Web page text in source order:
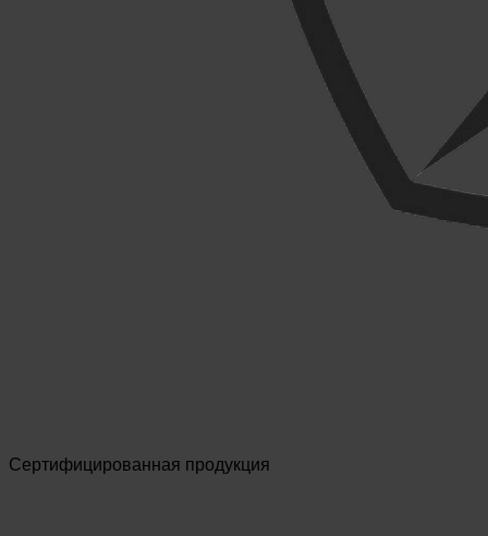
Сертифицированная продукция